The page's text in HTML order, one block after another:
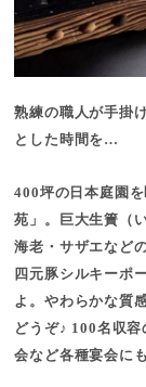
熟練の職人が手掛
とした時間を…
400坪の日本庭園
苑」。巨大生簀（
海老・サザエなど
四元豚シルキーポ
よ。やわらかな質
どうぞ♪ 100名収
会など各種宴会に